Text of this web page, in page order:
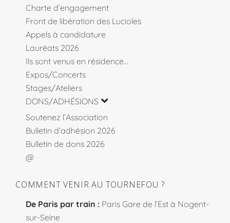
Charte d’engagement
Front de libération des Lucioles
Appels à candidature
Lauréats 2026
Ils sont venus en résidence…
Expos/Concerts
Stages/Ateliers
DONS/ADHÉSIONS
Soutenez l’Association
Bulletin d’adhésion 2026
Bulletin de dons 2026
@
COMMENT VENIR AU TOURNEFOU ?
De Paris par train : Paris Gare de l’Est à Nogent-
sur-Seine